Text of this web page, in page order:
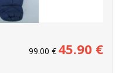
99.00 € 45.90 €